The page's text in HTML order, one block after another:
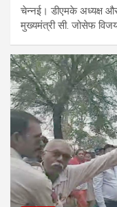
चेन्नई। डीएमके अध्यक्ष
मुख्यमंत्री सी. जोसेफ